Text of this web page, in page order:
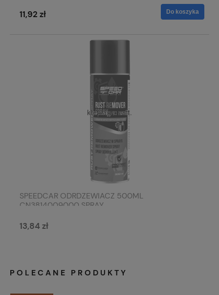
11,92 zł Do koszyka
SPEEDCAR ODRDZEWIACZ 500ML
CN3814009000 SPRAY
13,84 zł
POLECANE PRODUKTY